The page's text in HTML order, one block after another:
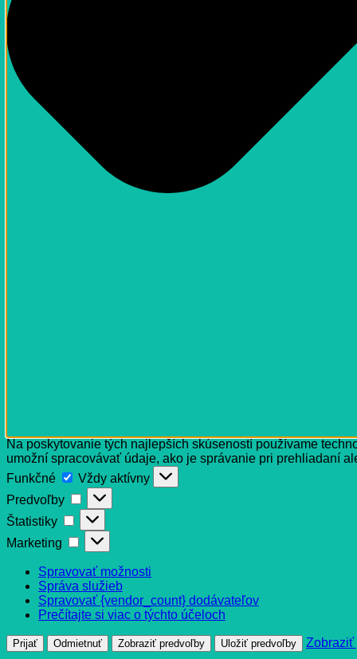
Na poskytovanie tých najlepších skúseností používame
umožní spracovávať údaje, ako je správanie pri prehliadaní
Funkčné
Funkčné
Vždy aktívny
Predvoľby
Predvoľby
Štatistiky Štatistiky
Marketing Marketing
Spravovať možnosti
Správa služieb
Spravovať {vendor_count} dodávateľov
Prečítajte si viac o týchto účeloch
Prijať Odmietnuť Zobraziť predvoľby Uložiť predvoľby Zobraziť